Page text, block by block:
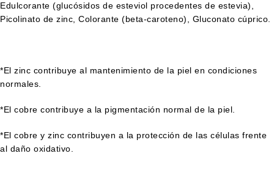
Edulcorante (glucósidos de esteviol procedentes de estevia),
Picolinato de zinc, Colorante (beta-caroteno), Gluconato cúprico.
*El zinc contribuye al mantenimiento de la piel en condiciones
normales.
*El cobre contribuye a la pigmentación normal de la piel.
*El cobre y zinc contribuyen a la protección de las células frente
al daño oxidativo.